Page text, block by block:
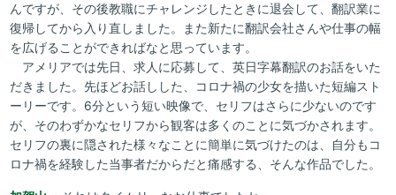
んですが、その後教職にチャレンジしたときに退会して、翻訳業に
復帰してから入り直しました。また新たに翻訳会社さんや仕事の幅
を広げることができればなと思っています。
アメリアでは先日、求人に応募して、英日字幕翻訳のお話をいた
だきました。先ほどお話しした、コロナ禍の少女を描いた短編スト
ーリーです。6分という短い映像で、セリフはさらに少ないのです
が、そのわずかなセリフから観客は多くのことに気づかされます。
セリフの裏に隠された様々なことに簡単に気づけたのは、自分もコ
ロナ禍を経験した当事者だからだと痛感する、そんな作品でした。